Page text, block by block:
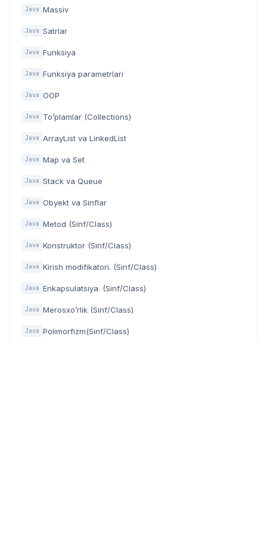
Java Massiv
Java Satrlar
Java Funksiya
Java Funksiya parametrlari
Java OOP
Java To’plamlar (Collections)
Java ArrayList va LinkedList
Java Map va Set
Java Stack va Queue
Java Obyekt va Sinflar
Java Metod (Sinf/Class)
Java Konstruktor (Sinf/Class)
Java Kirish modifikatori. (Sinf/Class)
Java Enkapsulatsiya. (Sinf/Class)
Java Merosxo’rlik (Sinf/Class)
Java Polimorfizm(Sinf/Class)